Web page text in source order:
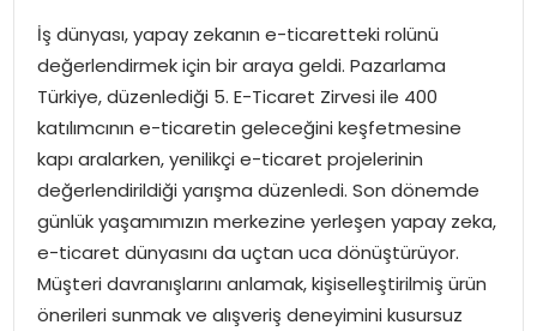
İş dünyası, yapay zekanın e-ticaretteki rolünü
değerlendirmek için bir araya geldi. Pazarlama
Türkiye, düzenlediği 5. E-Ticaret Zirvesi ile 400
katılımcının e-ticaretin geleceğini keşfetmesine
kapı aralarken, yenilikçi e-ticaret projelerinin
değerlendirildiği yarışma düzenledi. Son dönemde
günlük yaşamımızın merkezine yerleşen yapay zeka,
e-ticaret dünyasını da uçtan uca dönüştürüyor.
Müşteri davranışlarını anlamak, kişiselleştirilmiş ürün
önerileri sunmak ve alışveriş deneyimini kusursuz